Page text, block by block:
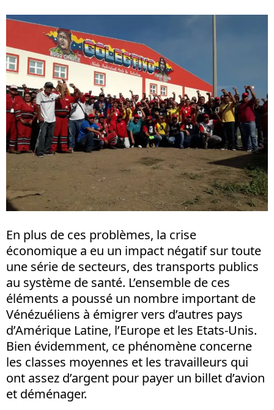
En plus de ces problèmes, la crise
économique a eu un impact négatif sur toute
une série de secteurs, des transports publics
au système de santé. L’ensemble de ces
éléments a poussé un nombre important de
Vénézuéliens à émigrer vers d’autres pays
d’Amérique Latine, l’Europe et les Etats-Unis.
Bien évidemment, ce phénomène concerne
les classes moyennes et les travailleurs qui
ont assez d’argent pour payer un billet d’avion
et déménager.